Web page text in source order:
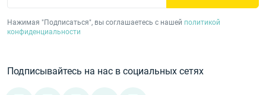
Нажимая "Подписаться", вы соглашаетесь с нашей политикой
конфиденциальности
Подписывайтесь на нас в социальных сетях